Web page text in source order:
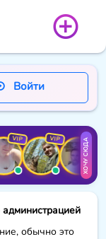
Войти
VIP VIP VIP
ХОЧУ СЮДА
обычно это